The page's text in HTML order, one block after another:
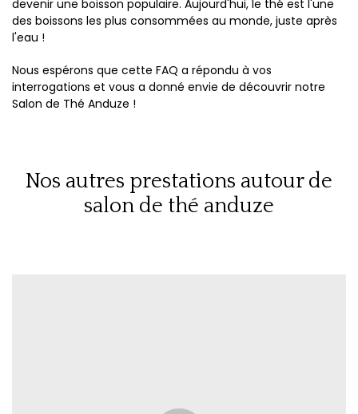
devenir une boisson populaire. Aujourd'hui, le thé est l'une
des boissons les plus consommées au monde, juste après
l'eau !
Nous espérons que cette FAQ a répondu à vos
interrogations et vous a donné envie de découvrir notre
Salon de Thé Anduze !
Nos autres prestations autour de
salon de thé anduze